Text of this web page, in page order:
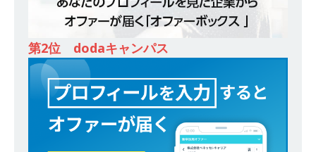
ロパティーズ
体育会積極採用企業
【 28卒 ｜ オープンカンパニ
200％増収!! ｜ 様々な業界の知識・スキルを身に
付けることが可能 ｜ データ分析のエキスパート
としてクライアントの課題を解決 ｜ 土日祝完全
第2位 dodaキャンパス